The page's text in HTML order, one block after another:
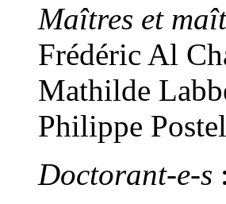
Maîtres et
Frédéric Al
Mathilde
Philippe
Doctorant-e-s